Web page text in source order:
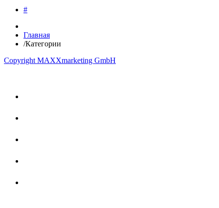
#
Главная
/Категории
Copyright MAXXmarketing GmbH